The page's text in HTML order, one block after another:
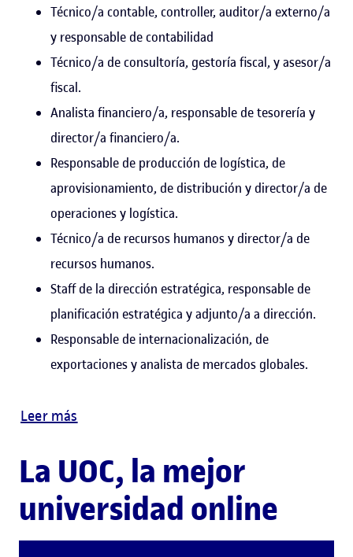
Técnico/a contable, controller, auditor/a externo/a
y responsable de contabilidad
Técnico/a de consultoría, gestoría fiscal, y asesor/a
fiscal.
Analista financiero/a, responsable de tesorería y
director/a financiero/a.
Responsable de producción de logística, de
aprovisionamiento, de distribución y director/a de
operaciones y logística.
Técnico/a de recursos humanos y director/a de
recursos humanos.
Staff de la dirección estratégica, responsable de
planificación estratégica y adjunto/a a dirección.
Responsable de internacionalización, de
exportaciones y analista de mercados globales.
Leer más
La UOC, la mejor
universidad online